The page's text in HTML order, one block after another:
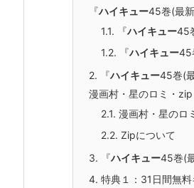
『ハイキュー45巻(最
1.1. 『ハイキュー45
1.2. 『ハイキュー45
2. 『ハイキュー45巻(
漫画村・星のロミ・
2.1. 漫画村・星のロ
2.2. Zipについて
3. 『ハイキュー45巻(
4. 特典１：31日間無料